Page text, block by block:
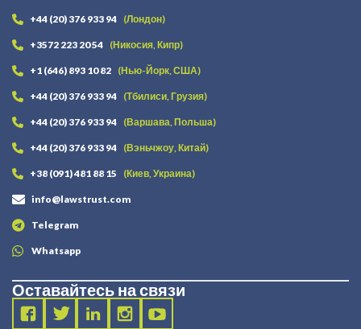
+44 (20) 376 933 94 (Лондон)
+3572 223 20 54 (Никосия, Кипр)
+1 (646) 893 10 82 (Нью-Йорк, США)
+44 (20) 376 933 94 (Тбилиси, Грузия)
+44 (20) 376 933 94 (Варшава, Польша)
+44 (20) 376 933 94 (Вэньчжоу, Китай)
+38 (091) 481 88 15 (Киев, Украина)
info@lawstrust.com
Telegram
Whatsapp
Оставайтесь на связи